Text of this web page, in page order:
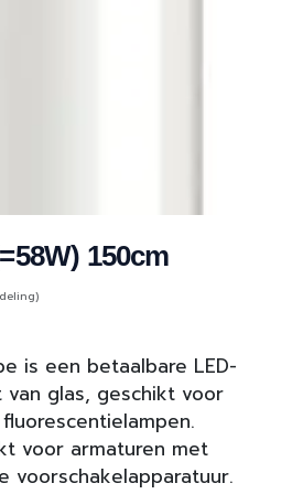
150cm
is een betaalbare LED-
glas, geschikt voor
voor armaturen met
voorschakelapparatuur.